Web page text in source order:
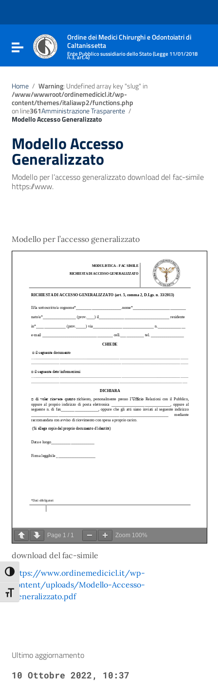
Attiva/disattiva alto contrasto
Attiva/disattiva dimensione testo
Vai al footer
Attiva / disattiva la navigazione
Ordine dei Medici Chirurghi e Odontoiatri di
Caltanissetta
Ente Pubblico sussidiario dello Stato (Legge 11/01/2018
n.3, art.4)
Home / Warning: Undefined array key "slug" in
/www/wwwroot/ordinemedicicl.it/wp-
content/themes/italiawp2/functions.php
on line361Amministrazione Trasparente /
Modello Accesso Generalizzato
Modello Accesso
Generalizzato
Modello per l’accesso generalizzato download del fac-simile
https://www.
Modello per l’accesso generalizzato
Page 1 / 1 Zoom 100%
download del fac-simile
https://www.ordinemedicicl.it/wp-
content/uploads/Modello-Accesso-
Generalizzato.pdf
Ultimo aggiornamento
10 Ottobre 2022, 10:37